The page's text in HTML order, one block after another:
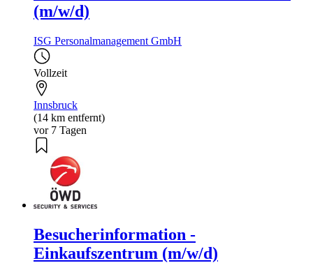
(m/w/d)
ISG Personalmanagement GmbH
Vollzeit
Innsbruck
(14 km entfernt)
vor 7 Tagen
Besucherinformation -
Einkaufszentrum (m/w/d)